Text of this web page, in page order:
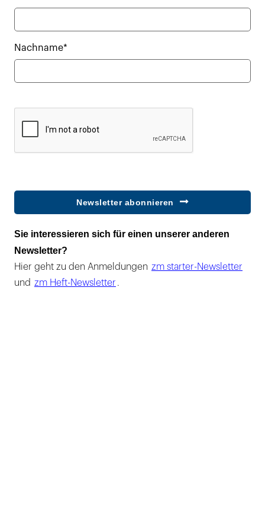
Nachname*
Newsletter abonnieren
Sie interessieren sich für einen unserer anderen
Newsletter?
Hier geht zu den Anmeldungen zm starter-Newsletter
und zm Heft-Newsletter .